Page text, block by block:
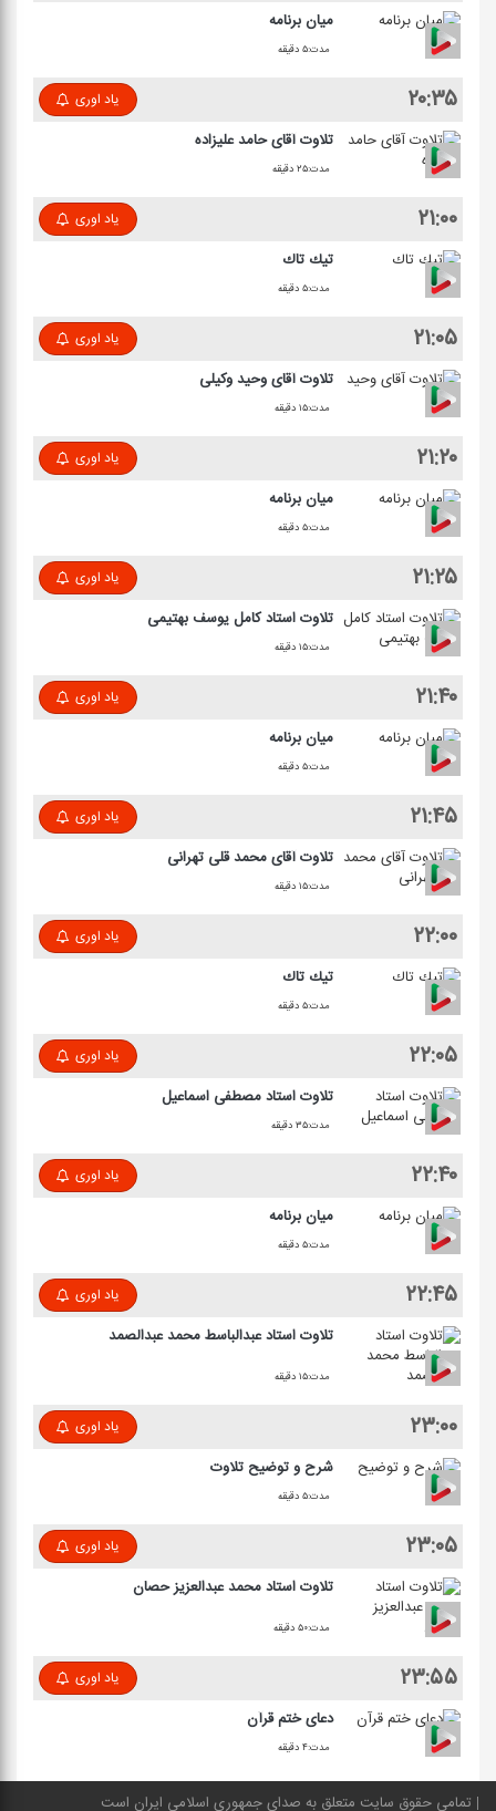
میان برنامه
مدت:۵ دقیقه
۲۰:۳۵ یاد اوری
تلاوت آقای حامد علیزاده
مدت:۲۵ دقیقه
۲۱:۰۰ یاد اوری
تیك تاك
مدت:۵ دقیقه
۲۱:۰۵ یاد اوری
تلاوت آقای وحید وكیلی
مدت:۱۵ دقیقه
۲۱:۲۰ یاد اوری
میان برنامه
مدت:۵ دقیقه
۲۱:۲۵ یاد اوری
تلاوت استاد كامل یوسف بهتیمی
مدت:۱۵ دقیقه
۲۱:۴۰ یاد اوری
میان برنامه
مدت:۵ دقیقه
۲۱:۴۵ یاد اوری
تلاوت آقای محمد قلی تهرانی
مدت:۱۵ دقیقه
۲۲:۰۰ یاد اوری
تیك تاك
مدت:۵ دقیقه
۲۲:۰۵ یاد اوری
تلاوت استاد مصطفی اسماعیل
مدت:۳۵ دقیقه
۲۲:۴۰ یاد اوری
میان برنامه
مدت:۵ دقیقه
۲۲:۴۵ یاد اوری
تلاوت استاد عبدالباسط محمد عبدالصمد
مدت:۱۵ دقیقه
۲۳:۰۰ یاد اوری
شرح و توضیح تلاوت
مدت:۵ دقیقه
۲۳:۰۵ یاد اوری
تلاوت استاد محمد عبدالعزیز حصان
مدت:۵۰ دقیقه
۲۳:۵۵ یاد اوری
دعای ختم قرآن
مدت:۴ دقیقه
تمامی حقوق سایت متعلق به صدای جمهوری اسلامی ایران است